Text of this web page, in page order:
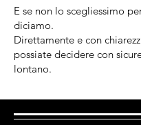
E se non lo scegliessimo
diciamo.
Direttamente e con
possiate decidere con
lontano.